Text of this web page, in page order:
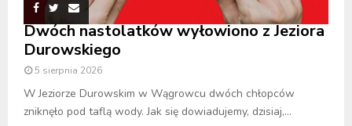
Dwóch nastolatków wyłowiono z Jeziora
Durowskiego
5 sierpnia 2026
W Jeziorze Durowskim w Wągrowcu dwóch chłopców
zniknęło pod taflą wody. Jak się dowiadujemy, dzisiaj,...